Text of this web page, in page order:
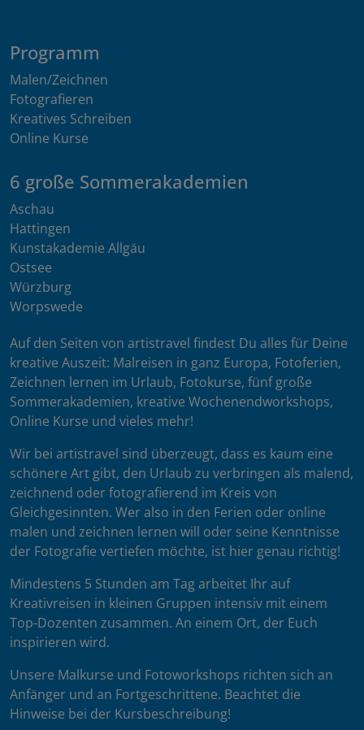
Programm
Malen/Zeichnen
Fotografieren
Kreatives Schreiben
Online Kurse
6 große Sommerakademien
Aschau
Hattingen
Kunstakademie Allgäu
Ostsee
Würzburg
Worpswede
Auf den Seiten von artistravel findest Du alles für Deine
kreative Auszeit: Malreisen in ganz Europa, Fotoferien,
Zeichnen lernen im Urlaub, Fotokurse, fünf große
Sommerakademien, kreative Wochenendworkshops,
Online Kurse und vieles mehr!
Wir bei artistravel sind überzeugt, dass es kaum eine
schönere Art gibt, den Urlaub zu verbringen als malend,
zeichnend oder fotografierend im Kreis von
Gleichgesinnten. Wer also in den Ferien oder online
malen und zeichnen lernen will oder seine Kenntnisse
der Fotografie vertiefen möchte, ist hier genau richtig!
Mindestens 5 Stunden am Tag arbeitet Ihr auf
Kreativreisen in kleinen Gruppen intensiv mit einem
Top-Dozenten zusammen. An einem Ort, der Euch
inspirieren wird.
Unsere Malkurse und Fotoworkshops richten sich an
Anfänger und an Fortgeschrittene. Beachtet die
Hinweise bei der Kursbeschreibung!